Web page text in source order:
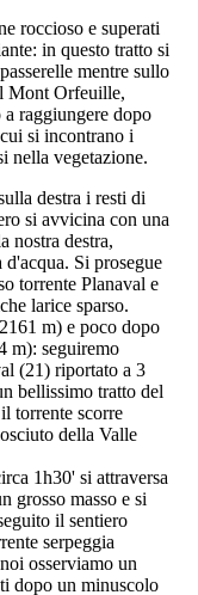
roccioso e superati
in questo tratto si
mentre sullo
Mont Orfeuille,
raggiungere dopo
si incontrano i
nella vegetazione.
destra i resti di
si avvicina con una
nostra destra,
Si prosegue
torrente Planaval e
larice sparso.
m) e poco dopo
m): seguiremo
(21) riportato a 3
bellissimo tratto del
torrente scorre
della Valle
1h30' si attraversa
grosso masso e si
il sentiero
serpeggia
osserviamo un
dopo un minuscolo